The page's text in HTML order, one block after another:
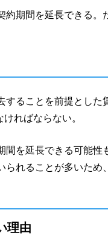
期間を延長できる
することを前提とし
ればならない。
間を延長できる可能
られることが多いた
理由